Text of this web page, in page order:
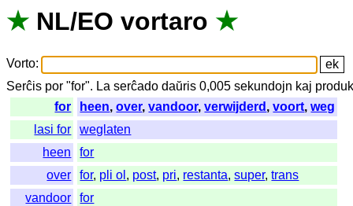
★ NL/EO vortaro ★
Vorto:
Serĉis por "for". La serĉado daŭris 0,005sekundojn kaj
for
heen,over,vandoor,verwijderd ,voort,weg
lasi for
weglaten
heen
for
over
for, pli ol , post, pri, restanta,super,trans
vandoor
for